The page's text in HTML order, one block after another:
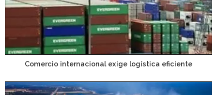
Comercio internacional exige logística eficiente